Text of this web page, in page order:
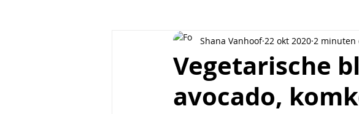
nagerechten, tussendoortjes,... brood, pizza,
sauzen, dips, dressings soepen barbecue
Vegetarische
avocado,
Shana Vanhoof 22 okt 2020 2 minuten